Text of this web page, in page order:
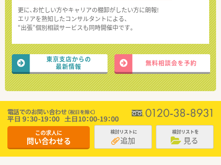
更に、お忙しい方やキャリアの棚卸がしたい方に朗報!
エリアを熟知したコンサルタントによる、
“出張”個別相談サービスも同時開催中です。
東京支店からの
最新情報
無料相談会を予約
この求人に
問い合わせる
検討リストに
追加
検討リストを
見る